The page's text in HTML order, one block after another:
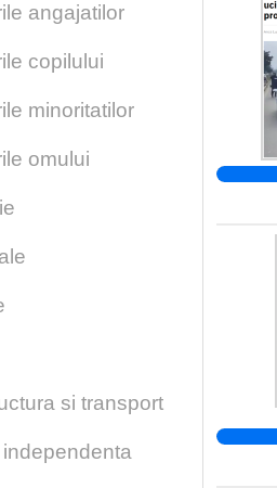
angajatilor
copilului
minoritatilor
omului
si transport